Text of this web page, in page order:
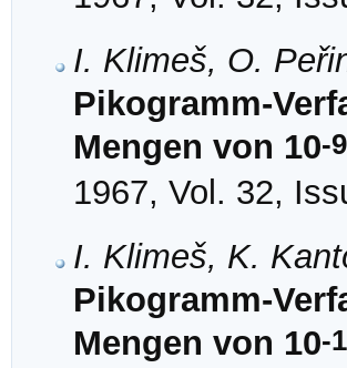
I. Klimeš, O.
Pikogramm-
Mengen von 10-9
1967, Vol. 32,
I. Klimeš, K.
Pikogramm-
Mengen von 10-